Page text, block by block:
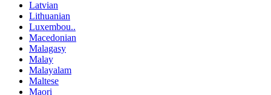
Latvian
Lithuanian
Luxembou..
Macedonian
Malagasy
Malay
Malayalam
Maltese
Maori